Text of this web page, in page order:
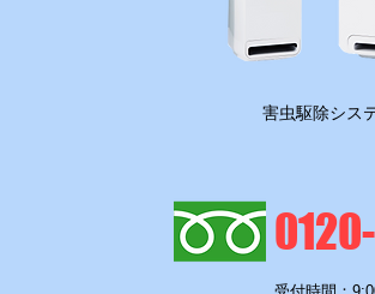
害虫駆除シス